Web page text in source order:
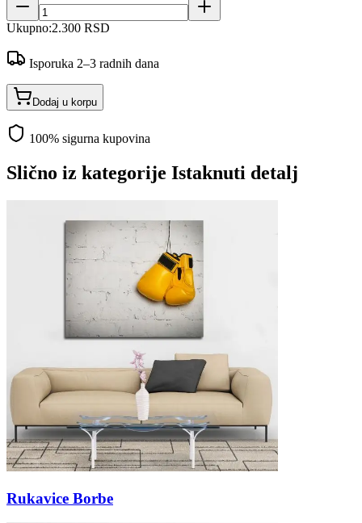
Ukupno:2.300 RSD
Isporuka 2–3 radnih dana
Dodaj u korpu
100% sigurna kupovina
Slično iz kategorije Istaknuti detalj
Rukavice Borbe